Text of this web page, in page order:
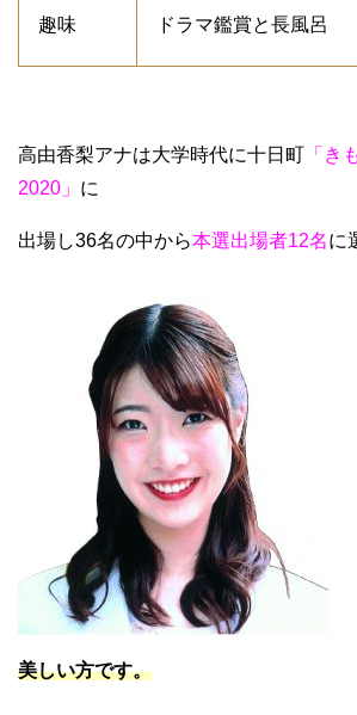
趣味 ドラマ鑑賞と長風呂
高由香梨アナは大学時代に十日町 「き
2020」 に
出場し36名の中から本選出場者12名に
美しい方です。